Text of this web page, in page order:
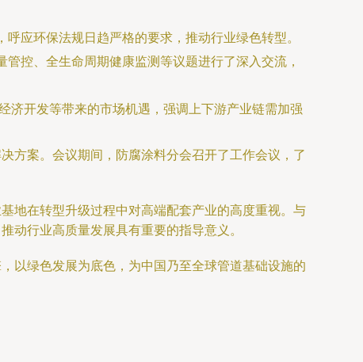
应环保法规日趋严格的要求，推动行业绿色转型。
控、全生命周期健康监测等议题进行了深入交流，
济开发等带来的市场机遇，强调上下游产业链需加强
方案。会议期间，防腐涂料分会召开了工作会议，了
地在转型升级过程中对高端配套产业的高度重视。与
动行业高质量发展具有重要的指导意义。
以绿色发展为底色，为中国乃至全球管道基础设施的